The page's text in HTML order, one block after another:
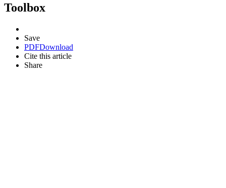
Toolbox
Save
PDFDownload
Cite this article
Share